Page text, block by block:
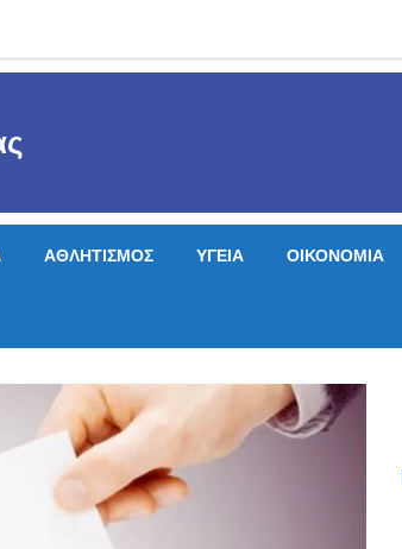
ΑΘΛΗΤΙΣΜΟΣ ΥΓΕΙΑ ΟΙΚΟΝΟΜΙΑ